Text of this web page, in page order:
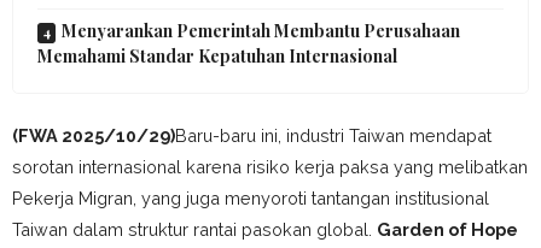
Menyarankan Pemerintah Membantu Perusahaan
Memahami Standar Kepatuhan Internasional
(FWA 2025/10/29)Baru-baru ini, industri Taiwan mendapat
sorotan internasional karena risiko kerja paksa yang melibatkan
Pekerja Migran, yang juga menyoroti tantangan institusional
Taiwan dalam struktur rantai pasokan global. Garden of Hope